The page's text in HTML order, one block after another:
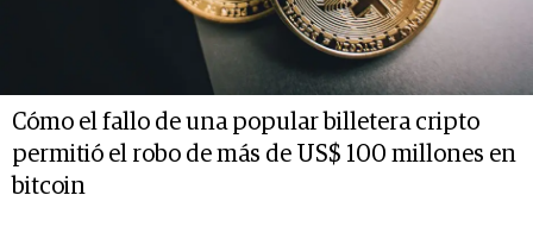
Cómo el fallo de una popular billetera cripto
permitió el robo de más de US$ 100 millones en
bitcoin